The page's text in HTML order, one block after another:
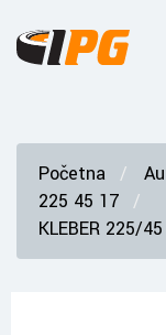
Početna
225 45 17
KLEBER 225/